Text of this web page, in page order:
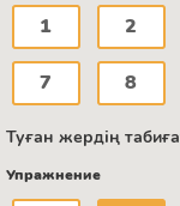
1 2
7 8
Туған жердің
Упражнение